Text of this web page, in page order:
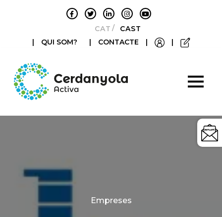
CATALÀCASTELLANO
|
QUI SOM? | CONTACTE | |
Categories
Empreses